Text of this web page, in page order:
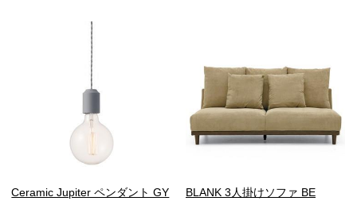
Ceramic Jupiter ペンダント GY
BLANK 3人掛けソファ BE